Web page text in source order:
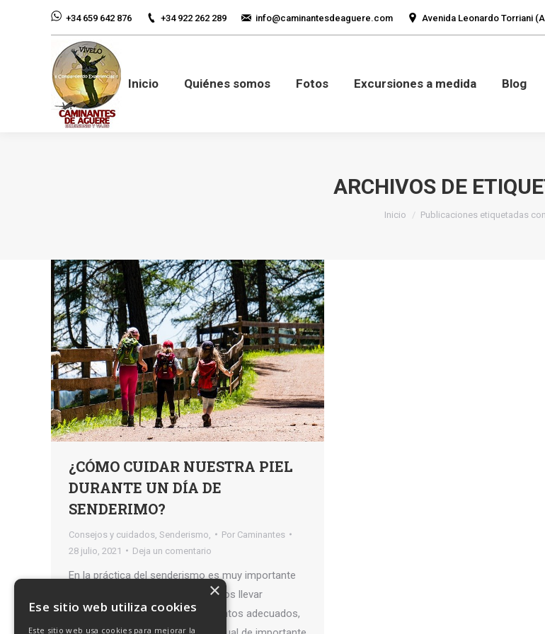
+34 659 642 876 +34 922 262 289 info@caminantesdeaguere.com Avenida Leonardo Torriani
Inicio Quiénes somos Fotos Excursiones a medida Blog
ARCHIVOS DE
Estás aquí:
Inicio Publicaciones etiquetadas
¿CÓMO CUIDAR NUESTRA PIEL
DURANTE UN DÍA DE
SENDERIMO?
Consejos y cuidados Senderismo, Por Caminantes
28 julio, 2021
Deja un comentario
En la práctica del senderismo es muy importante
llevar el equipo adecuado. Debemos llevar
bastones, hidratarnos bien, alimentos adecuados,
Ese sitio web utiliza cookies
Este sitio web usa cookies para mejorar la
×